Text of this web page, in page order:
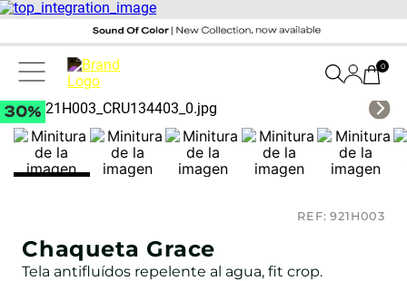
0
REF:921H003
Chaqueta Grace
Tela antifluídos repelente al agua, fit crop.